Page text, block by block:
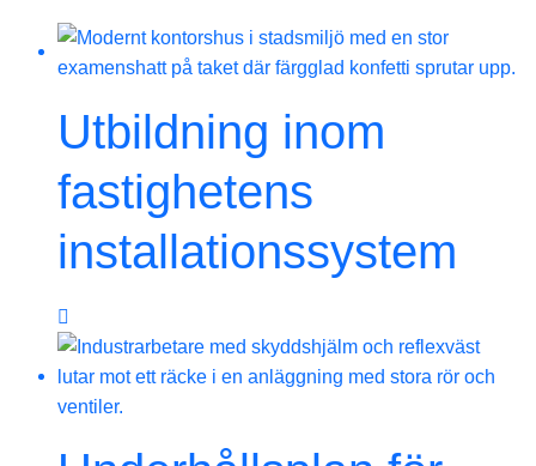
Utbildning inom
fastighetens
installationssystem